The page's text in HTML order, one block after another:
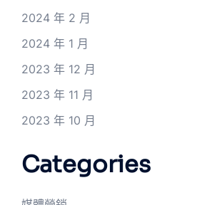
2024 年 2 月
2024 年 1 月
2023 年 12 月
2023 年 11 月
2023 年 10 月
Categories